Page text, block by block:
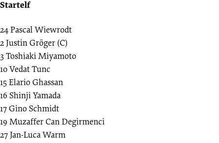
Startelf
24Pascal Wiewrodt
2Justin Gröger (C)
3Toshiaki Miyamoto
10Vedat Tunc
15Elario Ghassan
16 Shinji Yamada
17Gino Schmidt
19 Muzaffer Can Degirmenci
27Jan-Luca Warm